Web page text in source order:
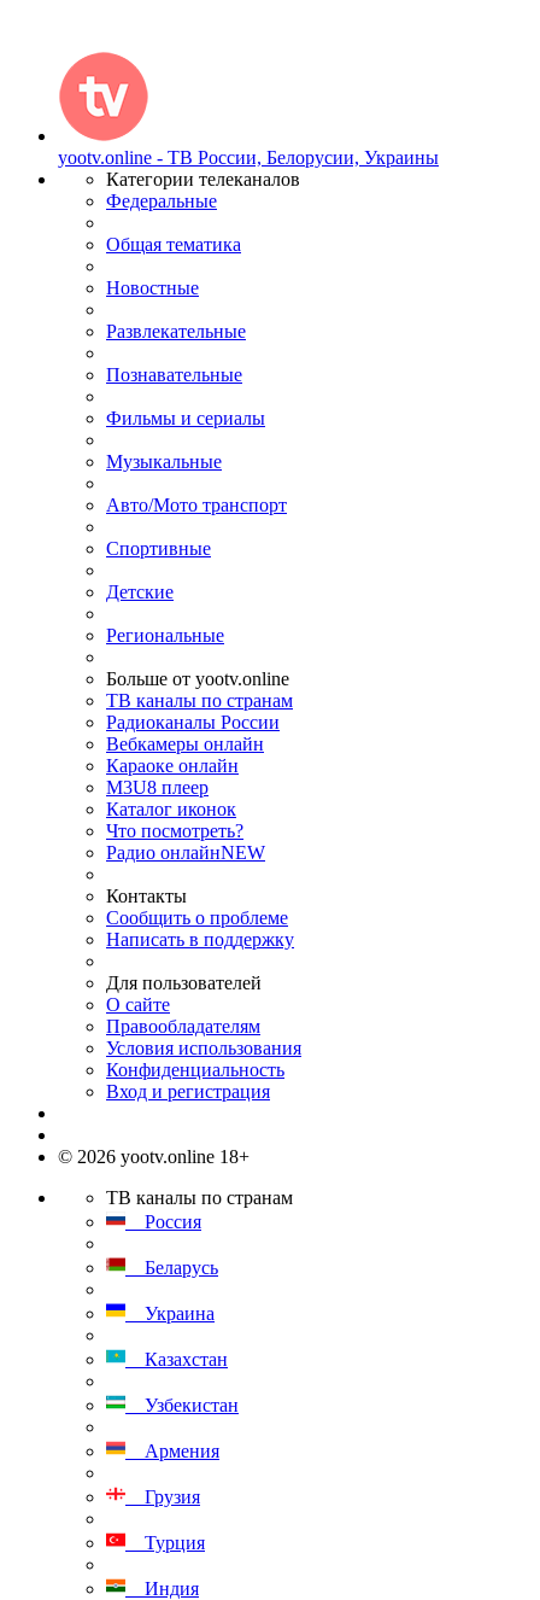
yootv.online - ТВ России, Белорусии, Украины
Категории телеканалов
Федеральные
Общая тематика
Новостные
Развлекательные
Познавательные
Фильмы и сериалы
Музыкальные
Авто/Мото транспорт
Спортивные
Детские
Региональные
Больше от yootv.online
ТВ каналы по странам
Радиоканалы России
Вебкамеры онлайн
Караоке онлайн
M3U8 плеер
Каталог иконок
Что посмотреть?
Радио онлайнNEW
Контакты
Сообщить о проблеме
Написать в поддержку
Для пользователей
О сайте
Правообладателям
Условия использования
Конфиденциальность
Вход и регистрация
© 2026 yootv.online 18+
ТВ каналы по странам
Россия
Беларусь
Украина
Казахстан
Узбекистан
Армения
Грузия
Турция
Индия